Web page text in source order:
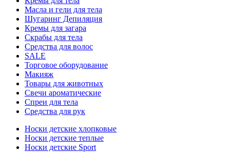
Масла и гели для тела
Шугаринг Депиляция
Кремы для загара
Скрабы для тела
Средства для волос
SALE
Торговое оборудование
Макияж
Товары для животных
Свечи ароматические
Спреи для тела
Средства для рук
Носки детские хлопковые
Носки детские теплые
Носки детские Sport